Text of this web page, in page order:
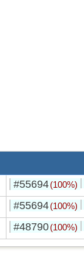
#55694 (100%)
#55694 (100%)
#48790 (100%)